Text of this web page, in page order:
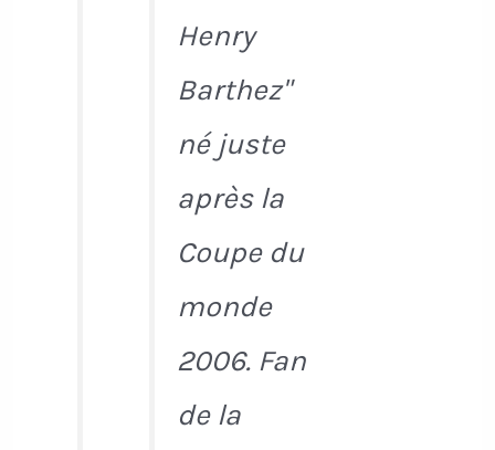
Henry
Barthez"
né juste
après la
Coupe du
monde
2006. Fan
de la